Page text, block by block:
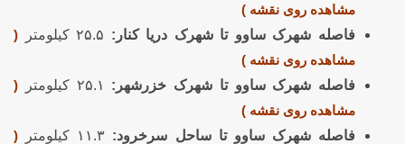
مشاهده روی نقشه )
فاصله شهرک ساوو تا شهرک دریا کنار:
(
مشاهده روی نقشه )
فاصله شهرک ساوو تا شهرک خزرشهر:
(
مشاهده روی نقشه )
فاصله شهرک ساوو تا ساحل سرخرود:
(